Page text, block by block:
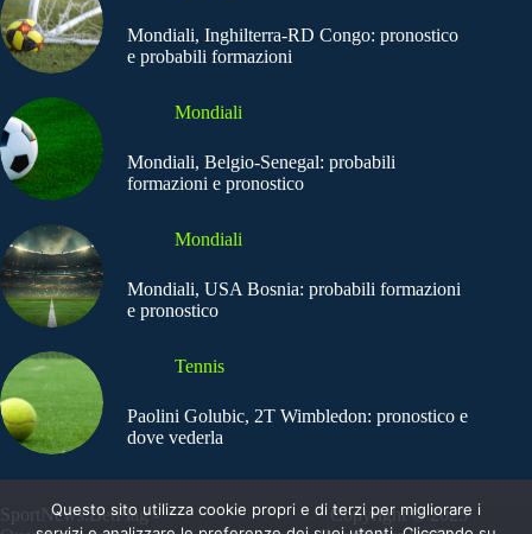
Mondiali, Inghilterra-RD Congo: pronostico
e probabili formazioni
Mondiali
Mondiali, Belgio-Senegal: probabili
formazioni e pronostico
Mondiali
Mondiali, USA Bosnia: probabili formazioni
e pronostico
Tennis
Paolini Golubic, 2T Wimbledon: pronostico e
dove vederla
SportNews.BetFlag -
Copyright © 2025
Questo sito utilizza cookie propri e di terzi per migliorare i